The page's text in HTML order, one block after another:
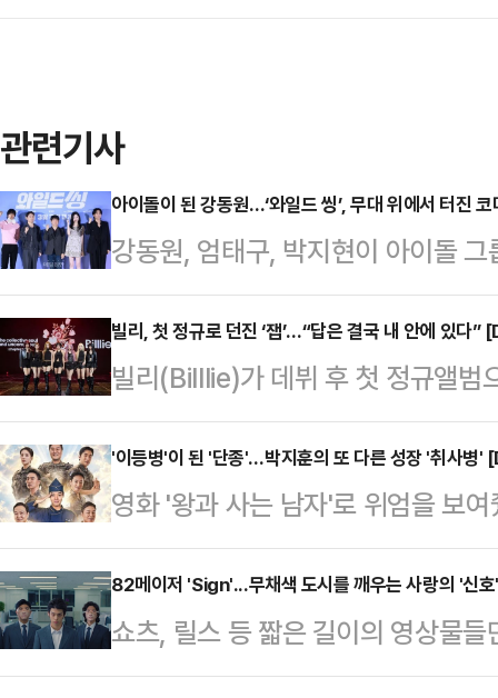
관련기사
아이돌이 된 강동원…‘와일드 씽’, 무대 위에서 터진
강동원, 엄태구, 박지현이 아이돌
이 크지만, 제작진은 그 물음표 자
다.7일 오전 서울 광진구 롯데시네
고회에는 손재곤 감독과 배우 강동
화 ‘와일드 씽’은 한때 가요계를 휩
아침에 해체된 3인조 혼성 댄스 그
기회를 잡기 위해 무모한 도전에 나
을 끈 건 역시 …
빌리, 첫 정규로 던진 ‘잽’…“답은 결국 내 안에 있다”
빌리(Billlie)가 데뷔 후 첫 정규앨범
들리기보다 결국 답은 자기 안에 있
판타지와 몽환적 무드, 강렬한 퍼포
다.6일 오후 서울 마포구 SBS 프리
소울 앤 언컨시어스: 챕터
chapter two) 발매를 앞두고 열린
이야기를 마무리하고 새로운 시작
'이등병'이 된 '단종'…박지훈의 또 다른 성장 '취사병'
영화 '왕과 사는 남자'로 위엄을 보
다'(이하 '취사병')를 통해 '풋풋한'
탄띠 대신 앞치마, 이등병 강성재(
과정을 그리는 드라마다. 동명의
배서더 서울 이스트폴에서 열린 티
82메이저 'Sign'...무채색 도시를 깨우는 사랑의 '신
쇼츠, 릴스 등 짧은 길이의 영상물
상징과 그들의 세계관, 서사를 곱씹